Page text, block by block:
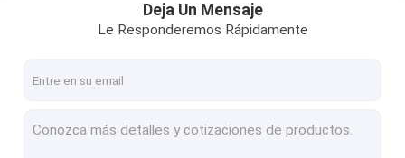
Radio de malla IP
Transmisor video de COFDM
Deja Un Mensaje
Le Responderemos Rápidamente